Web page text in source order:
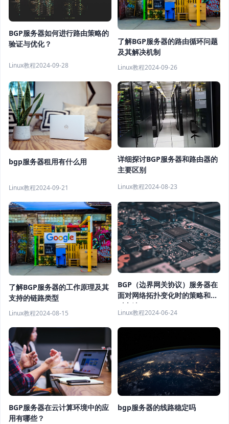
BGP服务器如何进行路由策略的
验证与优化？
Linux教程2024-09-28
了解BGP服务器的路由循环问题
及其解决机制
Linux教程2024-09-26
bgp服务器租用有什么用
Linux教程2024-09-21
详细探讨BGP服务器和路由器的
主要区别
Linux教程2024-08-23
了解BGP服务器的工作原理及其
支持的链路类型
Linux教程2024-08-15
BGP（边界网关协议）服务器在
面对网络拓扑变化时的策略和应
对方法
Linux教程2024-06-24
BGP服务器在云计算环境中的应
用有哪些？
bgp服务器的线路稳定吗